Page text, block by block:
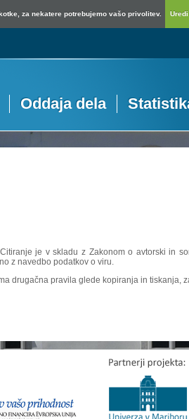
za nekatere potrebujemo vašo privolitev.
Oddaja dela
je v skladu z Zakonom o avtorski in
z navedbo podatkov o viru.
drugačna pravila glede kopiranja in tiskanja,